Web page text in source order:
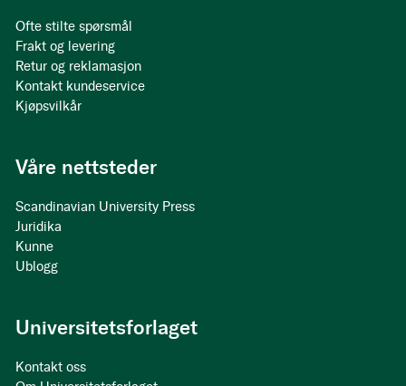
Ofte stilte spørsmål
Frakt og levering
Retur og reklamasjon
Kontakt kundeservice
Kjøpsvilkår
Våre nettsteder
Scandinavian University Press
Juridika
Kunne
Ublogg
Universitetsforlaget
Kontakt oss